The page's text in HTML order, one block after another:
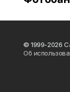
© 1999-2026
Об